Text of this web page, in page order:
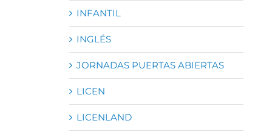
INFANTIL
INGLÉS
JORNADAS PUERTAS ABIERTAS
LICEN
LICENLAND